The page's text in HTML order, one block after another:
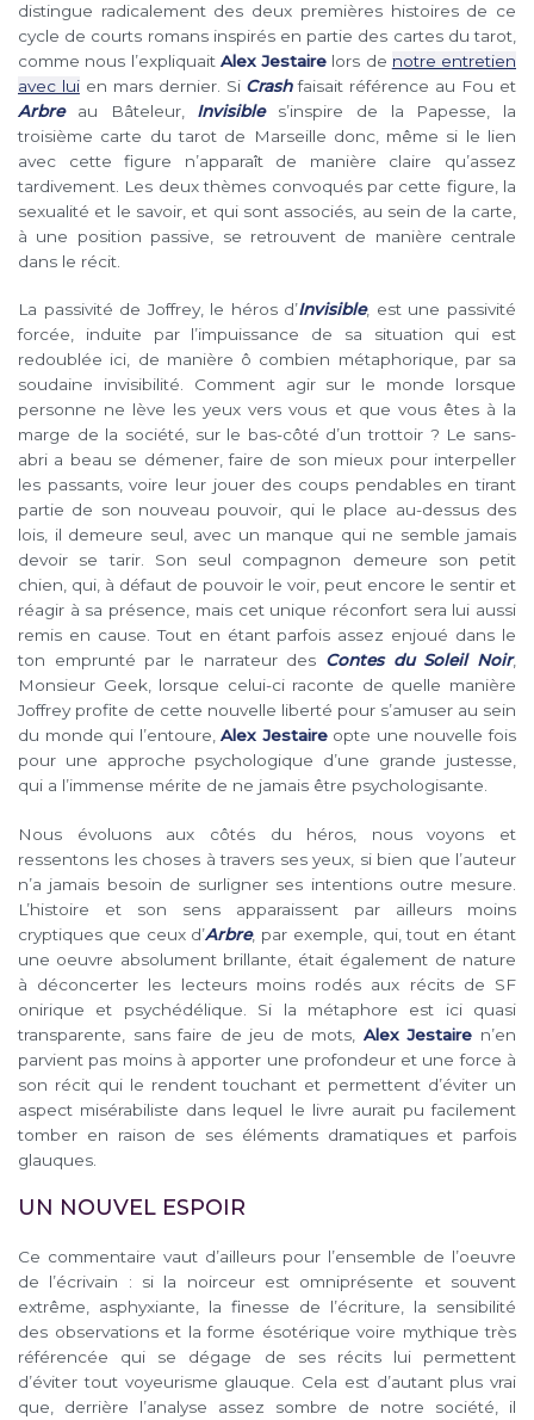
distingue radicalement des deux premières histoires de ce
cycle de courts romans inspirés en partie des cartes du tarot,
comme nous l’expliquait Alex Jestaire lors de notre entretien
avec luien mars dernier. Si Crashfaisait référence au Fou et
Arbre
au Bâteleur, Invisibles’inspire de la Papesse, la
troisième carte du tarot de Marseille donc, même si le lien
avec cette figure n’apparaît de manière claire qu’assez
tardivement. Les deux thèmes convoqués par cette figure, la
sexualité et le savoir, et qui sont associés, au sein de la carte,
à une position passive, se retrouvent de manière centrale
dans le récit.
La passivité de Joffrey, le héros d’Invisible, est une passivité
forcée, induite par l’impuissance de sa situation qui est
redoublée ici, de manière ô combien métaphorique, par sa
soudaine invisibilité. Comment agir sur le monde lorsque
personne ne lève les yeux vers vous et que vous êtes à la
marge de la société, sur le bas-côté d’un trottoir ? Le sans-
abri a beau se démener, faire de son mieux pour interpeller
les passants, voire leur jouer des coups pendables en tirant
partie de son nouveau pouvoir, qui le place au-dessus des
lois, il demeure seul, avec un manque qui ne semble jamais
devoir se tarir. Son seul compagnon demeure son petit
chien, qui, à défaut de pouvoir le voir, peut encore le sentir et
réagir à sa présence, mais cet unique réconfort sera lui aussi
remis en cause. Tout en étant parfois assez enjoué dans le
ton emprunté par le narrateur des Contes du Soleil Noir,
Monsieur Geek, lorsque celui-ci raconte de quelle manière
Joffrey profite de cette nouvelle liberté pour s’amuser au sein
du monde qui l’entoure,Alex Jestaireopte une nouvelle fois
pour une approche psychologique d’une grande justesse,
qui a l’immense mérite de ne jamais être psychologisante.
Nous évoluons aux côtés du héros, nous voyons et
ressentons les choses à travers ses yeux, si bien que l’auteur
n’a jamais besoin de surligner ses intentions outre mesure.
L’histoire et son sens apparaissent par ailleurs moins
cryptiques que ceux d’Arbre, par exemple, qui, tout en étant
une oeuvre absolument brillante, était également de nature
à déconcerter les lecteurs moins rodés aux récits de SF
onirique et psychédélique. Si la métaphore est ici quasi
transparente, sans faire de jeu de mots, Alex Jestaire n’en
parvient pas moins à apporter une profondeur et une force à
son récit qui le rendent touchant et permettent d’éviter un
aspect misérabiliste dans lequel le livre aurait pu facilement
tomber en raison de ses éléments dramatiques et parfois
glauques.
UN NOUVEL ESPOIR
Ce commentaire vaut d’ailleurs pour l’ensemble de l’oeuvre
de l’écrivain : si la noirceur est omniprésente et souvent
extrême, asphyxiante, la finesse de l’écriture, la sensibilité
des observations et la forme ésotérique voire mythique très
référencée qui se dégage de ses récits lui permettent
d’éviter tout voyeurisme glauque. Cela est d’autant plus vrai
que, derrière l’analyse assez sombre de notre société, il